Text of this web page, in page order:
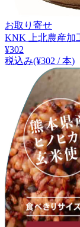
お取り寄せ
KNK 上北農産加
¥302
税込み(¥302 / 本)